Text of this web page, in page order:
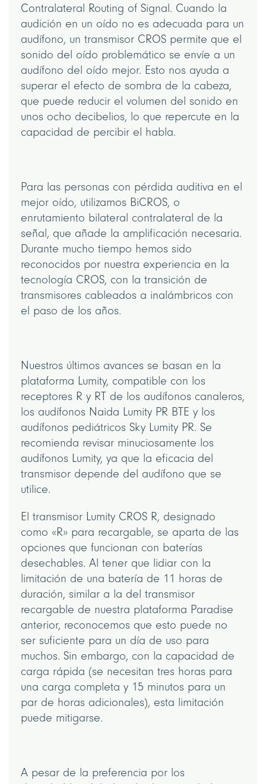
Contralateral Routing of Signal. Cuando la
audición en un oído no es adecuada para un
audífono, un transmisor CROS permite que el
sonido del oído problemático se envíe a un
audífono del oído mejor. Esto nos ayuda a
superar el efecto de sombra de la cabeza,
que puede reducir el volumen del sonido en
unos ocho decibelios, lo que repercute en la
capacidad de percibir el habla.
Para las personas con pérdida auditiva en el
mejor oído, utilizamos BiCROS, o
enrutamiento bilateral contralateral de la
señal, que añade la amplificación necesaria.
Durante mucho tiempo hemos sido
reconocidos por nuestra experiencia en la
tecnología CROS, con la transición de
transmisores cableados a inalámbricos con
el paso de los años.
Nuestros últimos avances se basan en la
plataforma Lumity, compatible con los
receptores R y RT de los audífonos canaleros,
los audífonos Naida Lumity PR BTE y los
audífonos pediátricos Sky Lumity PR. Se
recomienda revisar minuciosamente los
audífonos Lumity, ya que la eficacia del
transmisor depende del audífono que se
utilice.
El transmisor Lumity CROS R, designado
como «R» para recargable, se aparta de las
opciones que funcionan con baterías
desechables. Al tener que lidiar con la
limitación de una batería de 11 horas de
duración, similar a la del transmisor
recargable de nuestra plataforma Paradise
anterior, reconocemos que esto puede no
ser suficiente para un día de uso para
muchos. Sin embargo, con la capacidad de
carga rápida (se necesitan tres horas para
una carga completa y 15 minutos para un
par de horas adicionales), esta limitación
puede mitigarse.
A pesar de la preferencia por los